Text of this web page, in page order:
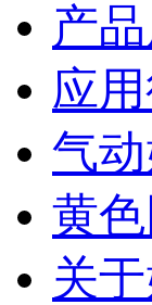
产
应
气
黄
关